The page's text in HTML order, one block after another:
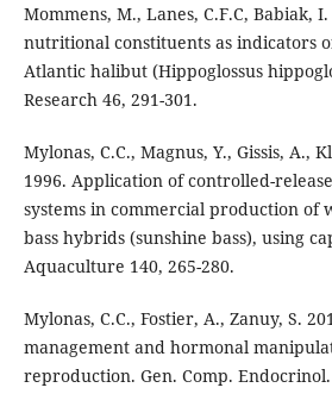
Mommens, M., Lanes, C.F.C, Babiak,
nutritional constituents as indicators
Atlantic halibut (Hippoglossus
Research 46, 291-301.
Mylonas, C.C., Magnus, Y., Gissis, A.,
1996. Application of controlled-
systems in commercial production of
bass hybrids (sunshine bass), using
Aquaculture 140, 265-280.
Mylonas, C.C., Fostier, A., Zanuy, S.
management and hormonal
reproduction. Gen. Comp. Endocrinol.